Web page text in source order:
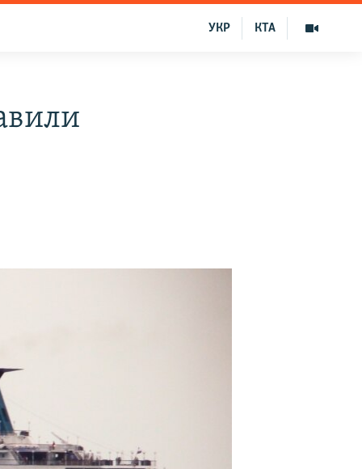
КТА
УКР